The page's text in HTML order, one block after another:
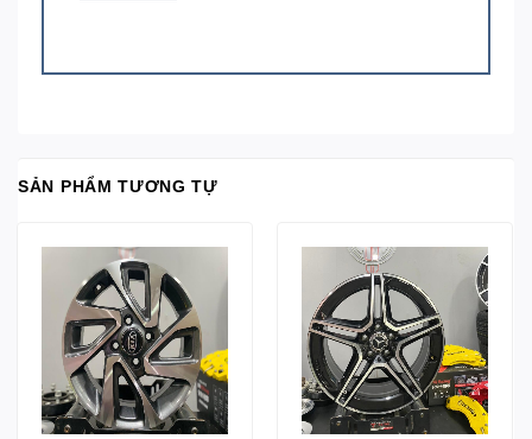
SẢN PHẨM TƯƠNG TỰ